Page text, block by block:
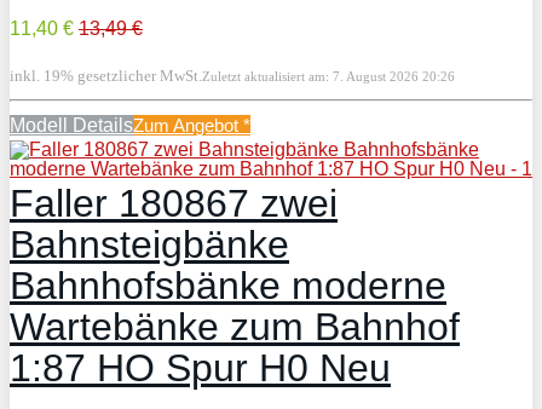
11,40 € 13,49 €
inkl. 19% gesetzlicher MwSt.Zuletzt aktualisiert am: 7. August 2026 20:26
Modell DetailsZum Angebot *
Faller 180867 zwei
Bahnsteigbänke
Bahnhofsbänke moderne
Wartebänke zum Bahnhof
1:87 HO Spur H0 Neu